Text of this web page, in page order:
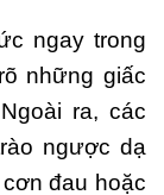
ngay trong
những giấc
ra, các
ngược dạ
đau hoặc